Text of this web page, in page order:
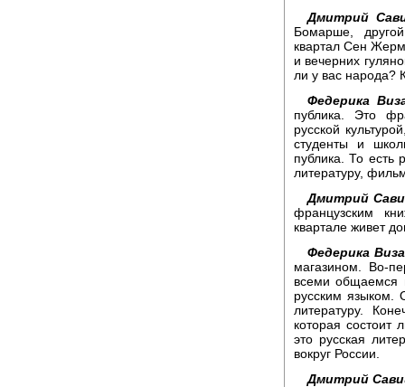
Дмитрий
Бомарше,
квартал Сен
и вечерних
ли у вас народа?
Федерика
публика. Это
русской
студенты и
публика. То есть
литературу,
Дмитрий
французским
квартале живет
Федерика
магазином. Во-
всеми общаемся
русским языком.
литературу.
которая состоит
это русская
вокруг России.
Дмитрий